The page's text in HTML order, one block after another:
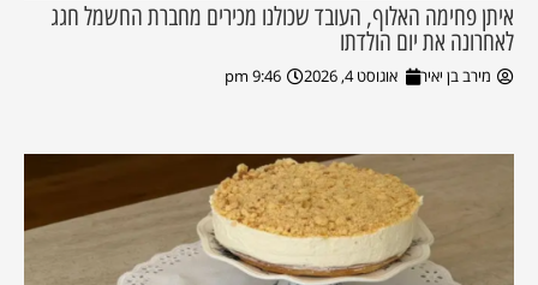
איתן פחימה האלוף, העובד שכולנו מכירים מחברת החשמל חגג
לאחרונה את יום הולדתו
מירב בן יאיר אוגוסט 4, 2026 9:46 pm